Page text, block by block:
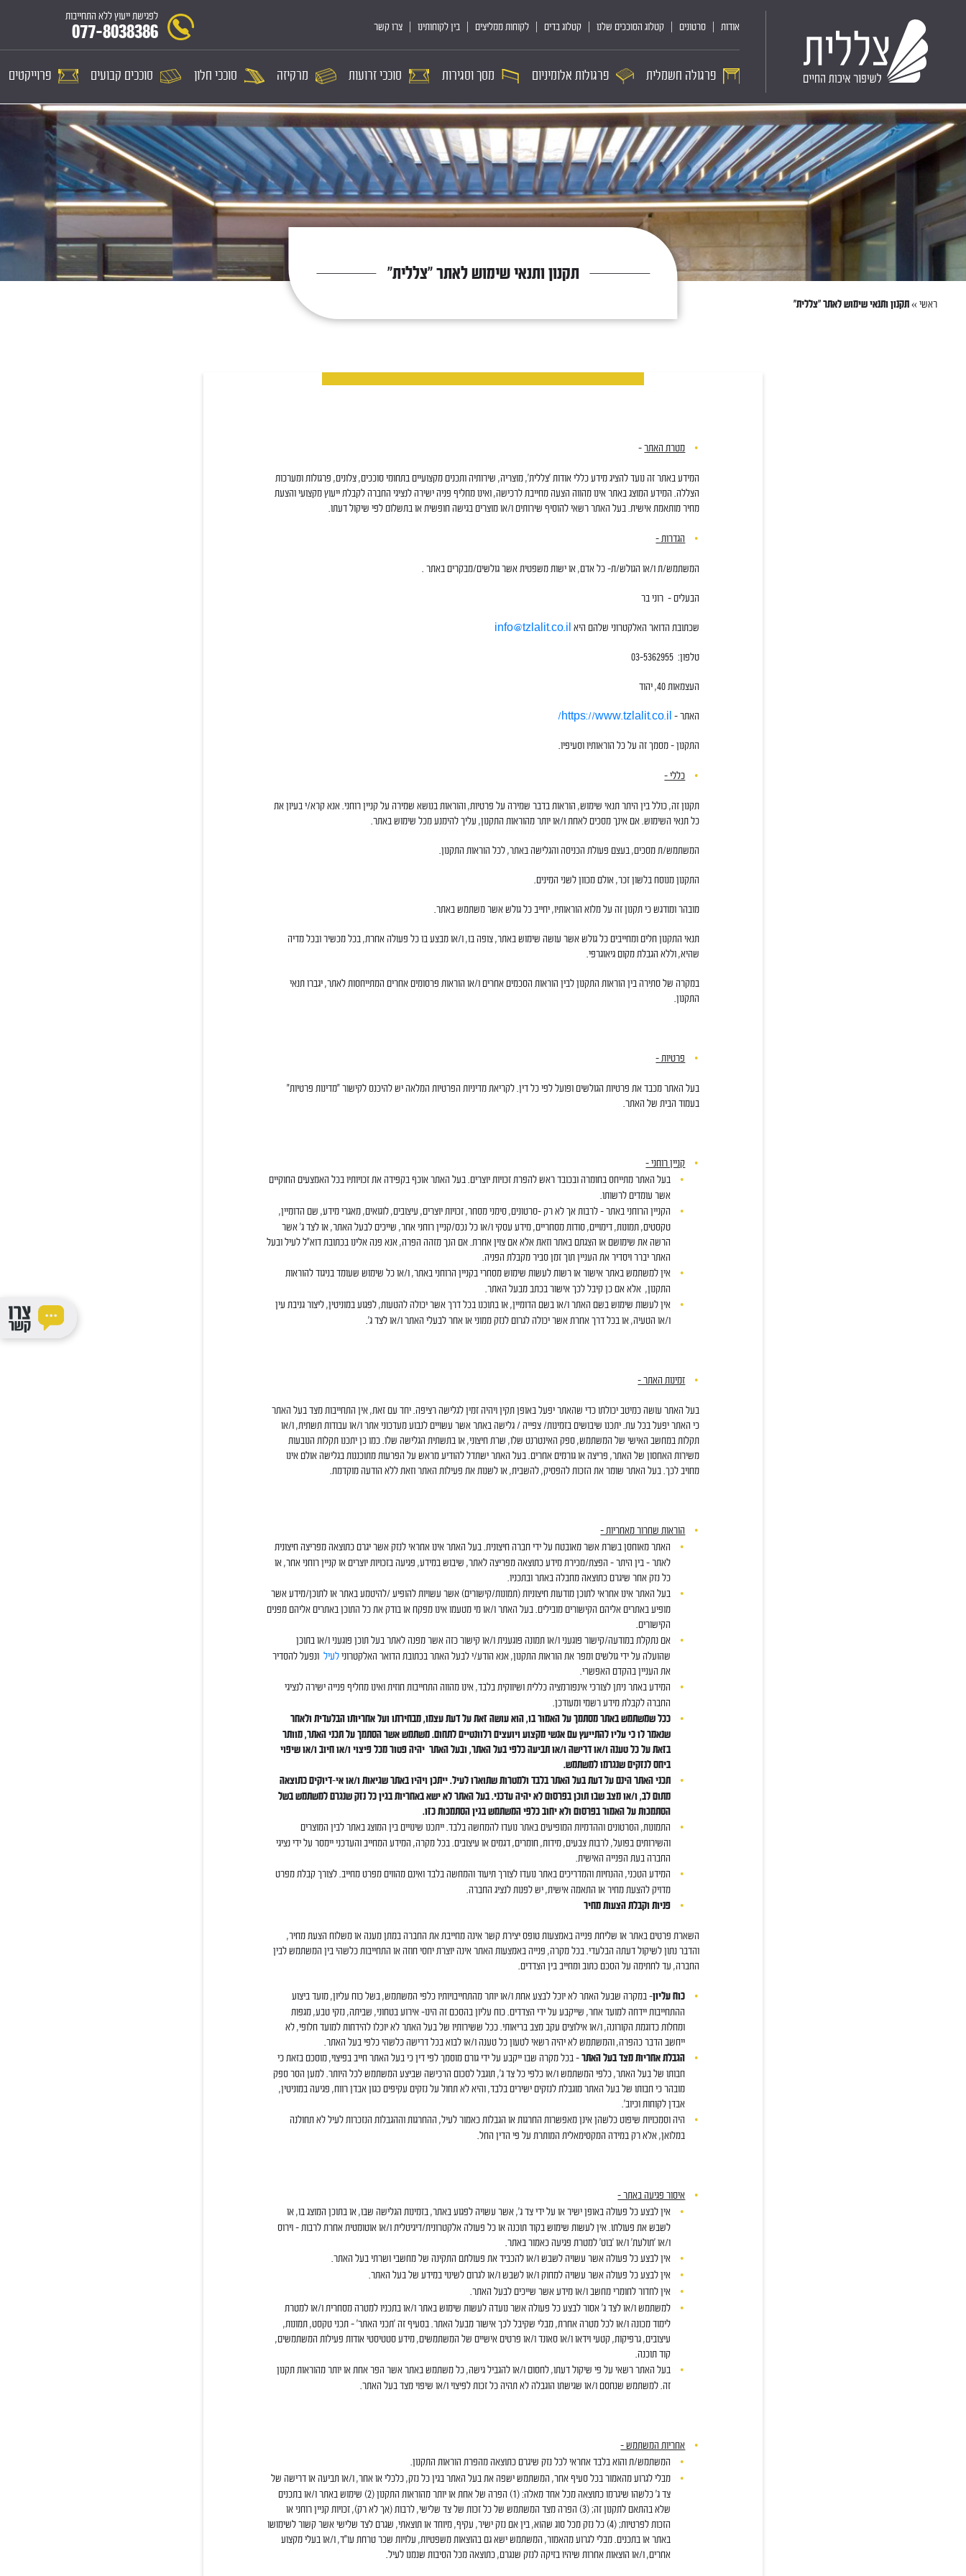
אודות סרטונים קטלוג הסוככים שלנו קטלוג בדים לקוחות ממליצים בין לקוחותינו צרו קשר
לפגישת ייעוץ ללא התחייבות
077-8038386
פרגולה חשמלית פרגולות אלומיניום מסך וסגירות סוככי זרועות מרקיזה סוככי חלון סוככים קבועים פרוייקטים
תקנון ותנאי שימוש לאתר "צללית"
ראשי»תקנון ותנאי שימוש לאתר "צללית"
מטרת האתר–
המידע באתר זה נועד להציג מידע כללי אודות 'צללית', מוצריה, שירותיה ותכנים מקצועיים בתחומי סוככים, צלונים, פרגולות ומערכות
הצללה. המידע המוצג באתר אינו מהווה הצעה מחייבת לרכישה, ואינו מחליף פניה ישירה לנציגי החברה לקבלת ייעוץ מקצועי והצעת
מחיר מותאמת אישית. בעל האתר רשאי להוסיף שירותים ו/או מוצרים בגישה חופשית או בתשלום לפי שיקול דעתו.
הגדרות –
המשתמש/ת ו/או הגולש/ת– כל אדם, או ישות משפטית אשר גולשים/מבקרים באתר .
הבעלים – רוני בר
שכתובת הדואר האלקטרוני שלהם היא info@tzlalit.co.il
טלפון: 03-5362955
העצמאות 40, יהוד
האתר – https://www.tzlalit.co.il/
התקנון – מסמך זה על כל הוראותיו וסעיפיו.
כללי –
תקנון זה, כולל בין היתר תנאי שימוש, הוראות בדבר שמירה על פרטיות, והוראות בנושא שמירה על קניין רוחני. אנא קרא/י בעיון את
כל תנאי השימוש. אם אינך מסכים לאחת ו/או יותר מהוראות התקנון, עליך להימנע מכל שימוש באתר.
המשתמש/ת מסכים, בעצם פעולת הכניסה והגלישה באתר, לכל הוראות התקנון.
התקנון מנוסח בלשון זכר, אולם מכוון לשני המינים.
מובהר ומודגש כי תקנון זה על מלוא הוראותיו, יחייב כל גולש אשר משתמש באתר.
תנאי התקנון חלים ומחייבים כל גולש אשר עושה שימוש באתר, צופה בו, ו/או מבצע בו כל פעולה אחרת, בכל מכשיר ובכל מדיה
שהיא, וללא הגבלת מקום גיאוגרפי.
במקרה של סתירה בין הוראות התקנון לבין הוראות הסכמים אחרים ו/או הוראות פרסומים אחרים המתייחסות לאתר, יגברו תנאי
התקנון.
פרטיות –
בעל האתר מכבד את פרטיות הגולשים ופועל לפי כל דין. לקריאת מדיניות הפרטיות המלאה יש להיכנס לקישור "מדינות פרטיות"
בעמוד הבית של האתר.
קניין רוחני –
בעל האתר מתייחס בחומרה ובכובד ראש להפרת זכויות יוצרים. בעל האתר אוכף בקפידה את זכויותיו בכל האמצעים החוקיים
אשר עומדים לרשותו.
הקניין הרוחני באתר – לרבות אך לא רק –סרטונים, סימני מסחר, זכויות יוצרים, עיצובים, לוגואים, מאגרי מידע, שם הדומיין,
טקסטים, תמונות, דימויים, סודות מסחריים, מידע עסקי ו/או כל נכס/קניין רוחני אחר, שייכים לבעל האתר, או לצד ג' אשר
הרשה את שימושם או הצגתם באתר וזאת אלא אם צוין אחרת. אם הנך מזהה הפרה, אנא פנה אלינו בכתובת דוא"ל לעיל ובעל
האתר יברר ויסדיר את העניין תוך זמן סביר מקבלת הפניה.
אין למשתמש באתר אישור או רשות לעשות שימוש מסחרי בקניין הרוחני באתר, ו/או כל שימוש שעומד בניגוד להוראות
התקנון, אלא אם כן קיבל לכך אישור בכתב מבעל האתר.
אין לעשות שימוש בשם האתר ו/או בשם הדומיין, או בתוכנו בכל דרך אשר יכולה להטעות, לפגוע במוניטין, ליצור גניבת עין
ו/או הטעיה, או בכל דרך אחרת אשר יכולה לגרום לנזק ממוני או אחר לבעלי האתר ו/או לצד ג'.
זמינות האתר –
בעל האתר עושה כמיטב יכולתו כדי שהאתר יפעל באופן תקין ויהיה זמין לגלישה רציפה. יחד עם זאת, אין התחייבות מצד בעל האתר
כי האתר יפעל בכל עת. יתכנו שיבושים בזמינות/ צפייה / גלישה באתר אשר עשויים לנבוע מעדכוני אתר ו/או עבודות תשתית, ו/או
תקלות במחשב האישי של המשתמש, ספק האינטרנט שלו, שרת חיצוני, או בתשתית הגלישה שלו. כמו כן יתכנו תקלות הנובעות
משירות האחסון של האתר, פריצה או גורמים אחרים. בעל האתר ישתדל להודיע מראש על הפרעות מתוכננות בגלישה אולם אינו
מחויב לכך. בעל האתר שומר את הזכות להפסיק, להשבית, או לשנות את פעילות האתר וזאת ללא הודעה מוקדמת.
הוראות שחרור מאחריות –
האתר מאוחסן בשרת אשר מאובטח על ידי חברה חיצונית. בעל האתר אינו אחראי לנזק אשר יגרם כתוצאה מפריצה חיצונית
לאתר – בין היתר – הפצת/מכירת מידע כתוצאה מפריצה לאתר, שיבוש במידע, פגיעה בזכויות יוצרים או קניין רוחני אחר, או
כל נזק אחר שיגרם כתוצאה מחבלה באתר ובתכניו.
בעל האתר אינו אחראי לתוכן מודעות חיצוניות (תמונות/קישורים) אשר עשויות להופיע /להיטמע באתר או לתוכן/מידע אשר
מופיע באתרים אליהם הקישורים מובילים. בעל האתר ו/או מי מטעמו אינו מפקח או בודק את כל התוכן באתרים אליהם מפנים
הקישורים.
אם נתקלת במודעה/קישור פוגעני ו/או תמונה פוגענית ו/או קישור כזה אשר מפנה לאתר בעל תוכן פוגעני ו/או בתוכן
שהועלה על ידי גולשים ומפר את הוראות התקנון, אנא הודע/י לבעל האתר בכתובת הדואר האלקטרונילעילונפעל להסדיר
את העניין בהקדם האפשרי.
המידע באתר ניתן לצורכי אינפורמציה כללית ושיווקית בלבד, אינו מהווה התחייבות חוזית ואינו מחליף פנייה ישירה לנציגי
החברה לקבלת מידע רשמי ומעודכן.
ככל שמשתמש באתר מסתמך על האמור בו, הוא עושה זאת על דעת עצמו, מבחירתו ועל אחריותו הבלעדית ולאחר
שנאמר לו כי עליו להתייעץ עם אנשי מקצוע ויועצים רלוונטיים לתחום. משתמש אשר הסתמך על תכני האתר, מוותר
בזאת על כל טענה ו/או דרישה ו/או תביעה כלפי בעל האתר, ובעל האתר יהיה פטור מכל פיצוי ו/או חיוב ו/או שיפוי
ביחס לנזקים שנגרמו למשתמש.
תכני האתר הינם על דעת בעל האתר בלבד ולמטרות שתוארו לעיל. ייתכן ויהיו באתר שגיאות ו/או אי-דיוקים כתוצאה
מתום לב, ו/או מצב שבו תוכן בפרסום לא יהיה עדכני. בעל האתר לא ישא באחריות בגין כל נזק שנגרם למשתמש בשל
הסתמכות על האמור בפרסום ולא יחוב כלפי המשתמש בגין הסתמכות כזו.
התמונות, הסרטונים וההדמיות המופיעים באתר נועדו להמחשה בלבד. ייתכנו שינויים בין המוצג באתר לבין המוצרים
והשירותים בפועל, לרבות צבעים, מידות, חומרים, דגמים או עיצובים. בכל מקרה, המידע המחייב והעדכני יימסר על ידי נציגי
החברה בעת הפנייה האישית.
המידע הטכני, ההנחיות והמדריכים באתר נועדו לצורך תיעוד והמחשה בלבד ואינם מהווים מפרט מחייב. לצורך קבלת מפרט
מדויק להצעת מחיר או התאמה אישית, יש לפנות לנציג החברה.
פניות וקבלת הצעות מחיר
השארת פרטים באתר או שליחת פנייה באמצעות טופס יצירת קשר אינה מחייבת את החברה במתן מענה או משלוח הצעת מחיר,
והדבר נתון לשיקול דעתה הבלעדי. בכל מקרה, פנייה באמצעות האתר אינה יוצרת יחסי חוזה או התחייבות כלשהי בין המשתמש לבין
החברה, עד לחתימה על הסכם כתוב ומחייב בין הצדדים.
כוח עליון– במקרה שבעל האתר לא יוכל לבצע אחת ו/או יותר מהתחייבויותיו כלפי המשתמש, בשל כוח עליון, מועד ביצוע
ההתחייבות יידחה למועד אחר, שייקבע על ידי הצדדים. כוח עליון בהסכם זה הינו- אירוע בטחוני, שביתה, נזקי טבע, מגפות
ומחלות כדוגמת הקורונה, ו/או אילוצים עקב מצב בריאותי. ככל ששירותיו של בעל האתר לא יוכלו להידחות למועד חלופי, לא
ייחשב הדבר כהפרה, והמשתמש לא יהיה רשאי לטעון כל טענה ו/או לבוא בכל דרישה כלשהי כלפי בעל האתר.
הגבלת אחריות מצד בעל האתר– בכל מקרה שבו ייקבע על ידי גורם מוסמך לפי דין כי בעל האתר חייב בפיצוי, מוסכם בזאת כי
חבותו של בעל האתר, כלפי המשתמש ו/או כלפי כל צד ג', תוגבל לסכום הרכישה שביצע המשתמש לכל היותר. למען הסר ספק
מובהר כי חבותו של בעל האתר מוגבלת לנזקים ישירים בלבד, והיא לא תחול על נזקים עקיפים כגון אבדן רווח, פגיעה במוניטין,
אבדן לקוחות וכיוב'.
היה וסמכויות שיפוט כלשהן אינן מאפשרות החרגות או הגבלות כאמור לעיל, ההחרגות וההגבלות הנזכרות לעיל לא תחולנה
במלואן, אלא רק במידה המקסימאלית המותרת על פי הדין החל.
איסור פגיעה באתר –
אין לבצע כל פעולה באופן ישיר או על ידי צד ג', אשר עשויה לפגוע באתר, בזמינות הגלישה שבו, או בתוכן המוצג בו, או
לשבש את פעולתו. אין לעשות שימוש בקוד תוכנה או כל פעולה אלקטרונית/דיגיטלית ו/או אוטומטית אחרת לרבות – וירוס
ו/או 'תולעת' ו/או 'בוט' למטרת פגיעה כאמור באתר.
אין לבצע כל פעולה אשר עשויה לשבש ו/או להכביד את פעולתם התקינה של מחשבי ושרתי בעל האתר.
אין לבצע כל פעולה אשר עשויה למחוק ו/או לשבש ו/או לגרום לשינוי במידע של בעל האתר.
אין לחדור לחומרי מחשב ו/או מידע אשר שייכים לבעל האתר.
למשתמש ו/או לצד ג' אסור לבצע כל פעולה אשר נועדה לעשות שימוש באתר ו/או בתכניו למטרה מסחרית ו/או למטרת
לימוד מכונה ו/או לכל מטרה אחרת, מבלי שקיבל לכך אישור מבעל האתר. בסעיף זה 'תכני האתר' – תכני טקסט, תמונות,
עיצובים, גרפיקות, קטעי וידאו ו/או סאונד ו/או פרטים אישיים של המשתמשים, מידע סטטיסטי אודות פעילות המשתמשים,
קוד תוכנה.
בעל האתר רשאי על פי שיקול דעתו, לחסום ו/או להגביל גישה, כל משתמש באתר אשר הפר אחת או יותר מהוראות תקנון
זה. למשתמש שנחסם ו/או שגישתו הוגבלה לא תהיה כל זכות לפיצוי ו/או שיפוי מצד בעל האתר.
אחריות המשתמש –
המשתמש/ת והוא בלבד אחראי לכל נזק שיגרם כתוצאה מהפרת הוראות התקנון.
מבלי לגרוע מהאמור בכל סעיף אחר, המשתמש ישפה את בעל האתר בגין כל נזק, כלכלי או אחר, ו/או תביעה או דרישה של
צד ג' כלשהו שיגרמו כתוצאה מכל אחד מאלה: (1) הפרה של אחת או יותר מהוראות התקנון (2) שימוש באתר ו/או בתכנים
שלא בהתאם לתקנון זה; (3) הפרה מצד המשתמש של כל זכות של צד שלישי, לרבות (אך לא רק), זכויות קניין רוחני או
הזכות לפרטיות; (4) כל נזק מכל סוג שהוא, בין אם נזק ישיר, עקיף, מיוחד או תוצאתי, שגרם לצד שלישי אשר קשור לשימושו
באתר או בתכנים. מבלי לגרוע מהאמור, המשתמש ישא גם בהוצאות משפטיות, עלויות שכר טרחת עו"ד, ו/או בעלי מקצוע
אחרים, ו/או הוצאות אחרות שיהיו בזיקה לנזק שנגרם, כתוצאה מכל הסיבות שנמנו לעיל.